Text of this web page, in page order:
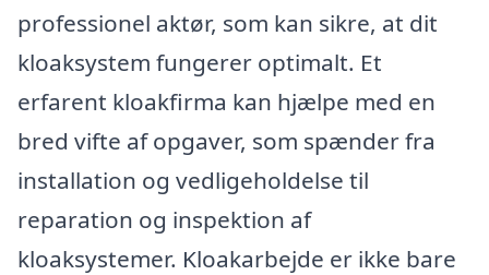
professionel aktør, som kan sikre, at dit
kloaksystem fungerer optimalt. Et
erfarent kloakfirma kan hjælpe med en
bred vifte af opgaver, som spænder fra
installation og vedligeholdelse til
reparation og inspektion af
kloaksystemer. Kloakarbejde er ikke bare